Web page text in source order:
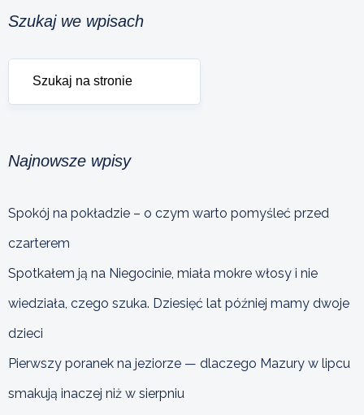
Szukaj we wpisach
Najnowsze wpisy
Spokój na pokładzie – o czym warto pomyśleć przed
czarterem
Spotkałem ją na Niegocinie, miała mokre włosy i nie
wiedziała, czego szuka. Dziesięć lat później mamy dwoje
dzieci
Pierwszy poranek na jeziorze — dlaczego Mazury w lipcu
smakują inaczej niż w sierpniu